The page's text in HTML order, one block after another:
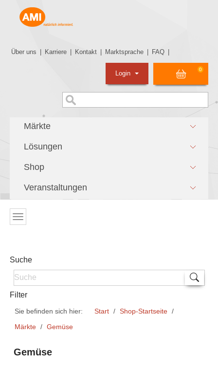
Über uns Karriere Kontakt Marktsprache FAQ
0
Login
Märkte
Lösungen
Shop
Veranstaltungen
Suche
Filter
Sie befinden sich hier: Start
Shop-Startseite
Märkte
Gemüse
Gemüse